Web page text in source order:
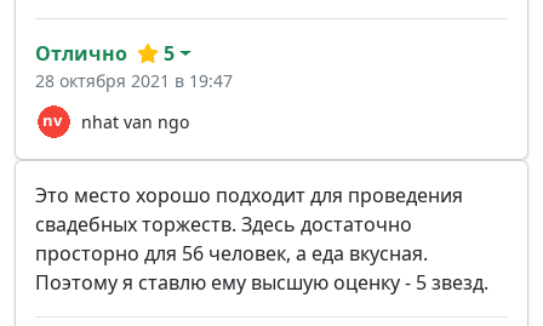
nhat van ngo
Отлично 5
28 октября 2021 в 19:47
Это место хорошо подходит для проведения
свадебных торжеств. Здесь достаточно
просторно для 56 человек, а еда вкусная.
Поэтому я ставлю ему высшую оценку - 5 звезд.